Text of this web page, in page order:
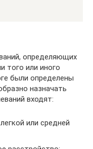
определяющих
того или иного
были определены
назначать
входят:
или средней